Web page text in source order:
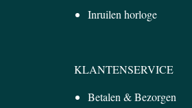
Inruilen horloge
KLANTENSERVICE
Betalen & Bezorgen